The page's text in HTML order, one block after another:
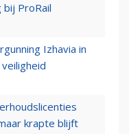
bij ProRail
Izhavia in
krapte blijft